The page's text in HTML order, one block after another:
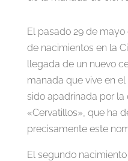
El pasado 29 de
de nacimientos en la
llegada de un nuevo
manada que vive en
sido apadrinada por
«Cervatillos», que ha
precisamente este
El segundo